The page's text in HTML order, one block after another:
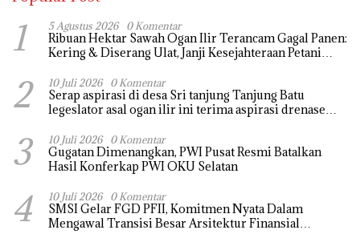
1 5 Agustus 2026 0 Komentar
Ribuan Hektar Sawah Ogan Ilir Terancam Gagal Panen:
Kering & Diserang Ulat, Janji Kesejahteraan Petani
2 10 Juli 2026 0 Komentar
Serap aspirasi di desa Sri tanjung Tanjung Batu
legeslator asal ogan ilir ini terima aspirasi drenase
hujan
3 10 Juli 2026 0 Komentar
Gugatan Dimenangkan, PWI Pusat Resmi Batalkan
Hasil Konferkap PWI OKU Selatan
4 10 Juli 2026 0 Komentar
SMSI Gelar FGD PFII, Komitmen Nyata Dalam
Mengawal Transisi Besar Arsitektur Finansial